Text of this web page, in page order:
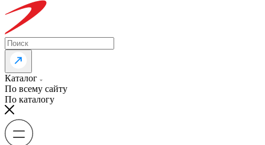
Каталог
По всему сайту
По каталогу